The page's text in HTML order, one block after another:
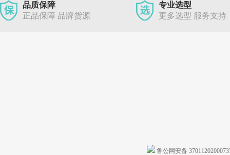
品质保障
正品保障 品牌货源
专业选型
更多选型 服务支持
鲁公网安备